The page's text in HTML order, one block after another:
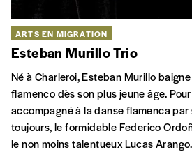
ARTS EN MIGRATION
Esteban Murillo Trio
Né à Charleroi, Esteban Murillo
flamenco dès son plus jeune âge.
accompagné à la danse flamenca
toujours, le formidable Federico
le non moins talentueux Lucas Arango.